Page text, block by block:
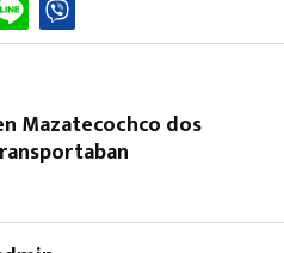
Mazatecochco dos